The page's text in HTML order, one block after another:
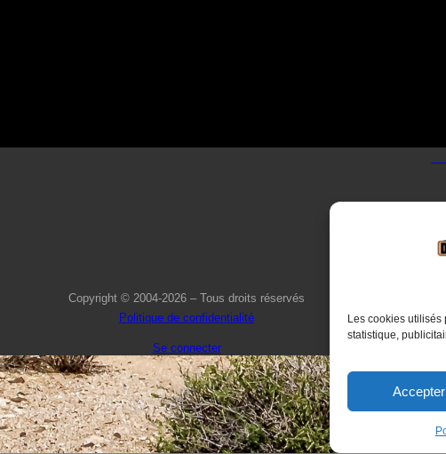
Les cookies utilisés
statistique,
Accepter
Copyright © 2004-2026 – Tous droits réservés
Politique de confidentialité
Se connecter